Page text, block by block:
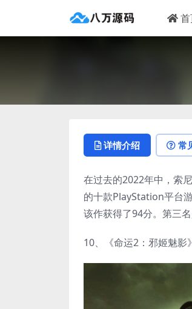
详情介绍 常
在过去的2022年中，索
的十款PlayStation平台
该作获得了94分。第三
10、《命运2：邪姬魅影